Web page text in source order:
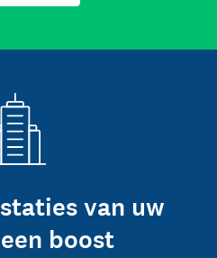
van uw
boost